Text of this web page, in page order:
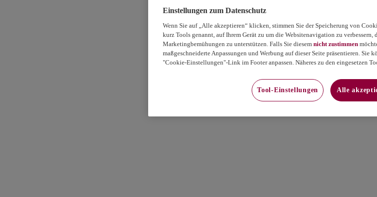
Einstellungen zum Datenschutz
Wenn Sie auf „Alle akzeptieren“ klicken, stimmen Sie der Speicherung von
kurz Tools genannt, auf Ihrem Gerät zu um die Websitenavigation zu
Marketingbemühungen zu unterstützen. Falls Sie diesem nicht zustimmen
maßgeschneiderte Anpassungen und Werbung auf dieser Seite präsentieren. Sie
"Cookie-Einstellungen"-Link im Footer anpassen. Näheres zu den eingesetzen
Tool-Einstellungen Alle